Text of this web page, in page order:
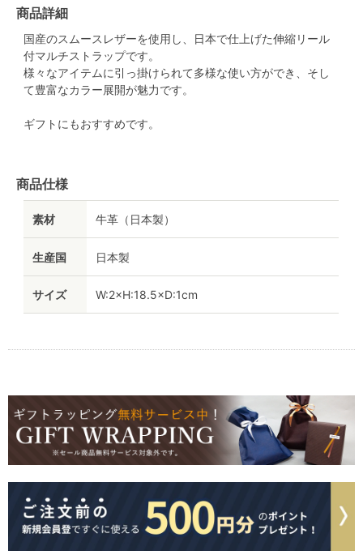
商品詳細
国産のスムースレザーを使用し、日本で仕上げた伸縮リール
付マルチストラップです。
様々なアイテムに引っ掛けられて多様な使い方ができ、そし
て豊富なカラー展開が魅力です。
ギフトにもおすすめです。
商品仕様
素材 牛革（日本製）
生産国 日本製
サイズ W:2×H:18.5×D:1cm